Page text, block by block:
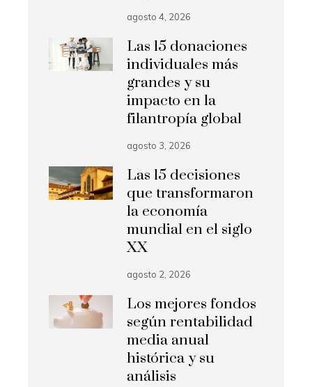
agosto 4, 2026
Las 15 donaciones
individuales más
grandes y su
impacto en la
filantropía global
agosto 3, 2026
Las 15 decisiones
que transformaron
la economía
mundial en el siglo
XX
agosto 2, 2026
Los mejores fondos
según rentabilidad
media anual
histórica y su
análisis